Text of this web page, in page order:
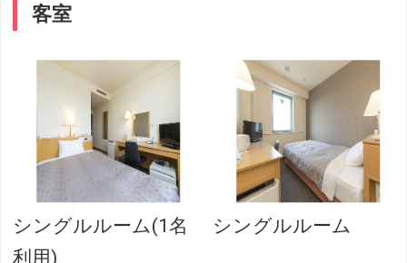
客室
シングルルーム(1名
利用)
シングルルーム